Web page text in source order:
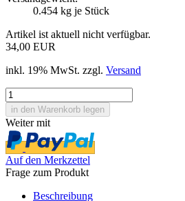
0.454 kg je Stück
Artikel ist aktuell nicht verfügbar.
34,00 EUR
inkl. 19% MwSt. zzgl. Versand
Weiter mit
Auf den Merkzettel
Frage zum Produkt
Beschreibung